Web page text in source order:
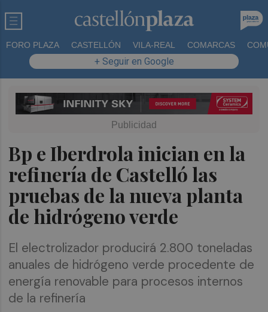
FORO PLAZA CASTELLÓN VILA-REAL COMARCAS
+ Seguir en Google
Bp e Iberdrola inician en la
refinería de Castelló las
pruebas de la nueva planta
de hidrógeno verde
El electrolizador producirá 2.800 toneladas
anuales de hidrógeno verde procedente de
energía renovable para procesos internos
de la refinería